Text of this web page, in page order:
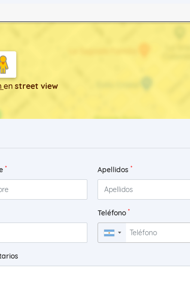
en street view
* Apellidos *
Teléfono *
▼